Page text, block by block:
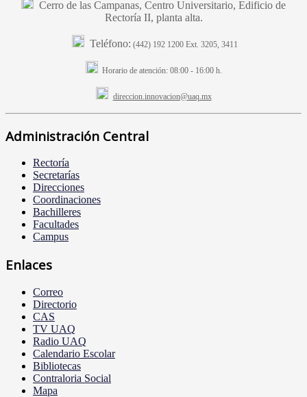
Cerro de las Campanas, Centro Universitario, Edificio de
Rectoría II, planta alta.
Teléfono: (442) 192 1200 Ext. 3205, 3411
Horario de atención:08:00 - 16:00 h.
direccion.innovacion@uaq.mx
Administración Central
Rectoría
Secretarías
Direcciones
Coordinaciones
Bachilleres
Facultades
Campus
Enlaces
Correo
Directorio
CAS
TV UAQ
Radio UAQ
Calendario Escolar
Bibliotecas
Contraloria Social
Mapa